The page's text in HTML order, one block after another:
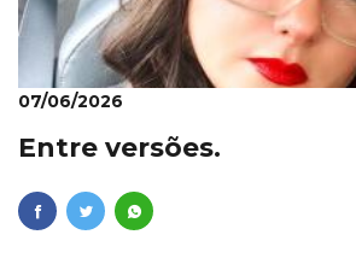
07/06/2026
Entre versões.